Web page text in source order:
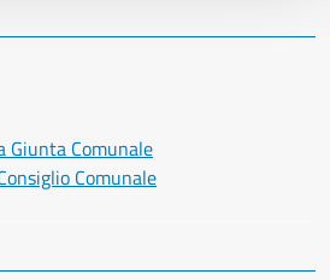
Giunta Comunale
Comunale